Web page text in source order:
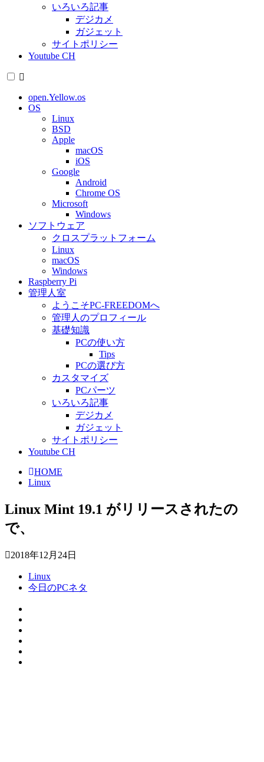
いろいろ記事
デジカメ
ガジェット
サイトポリシー
Youtube CH
open.Yellow.os
OS
Linux
BSD
Apple
macOS
iOS
Google
Android
Chrome OS
Microsoft
Windows
ソフトウェア
クロスプラットフォーム
Linux
macOS
Windows
Raspberry Pi
管理人室
ようこそPC-FREEDOMへ
管理人のプロフィール
基礎知識
PCの使い方
Tips
PCの選び方
カスタマイズ
PCパーツ
いろいろ記事
デジカメ
ガジェット
サイトポリシー
Youtube CH
HOME
Linux
Linux Mint 19.1 がリリースされたの
で、
2018年12月24日
Linux
今日のPCネタ